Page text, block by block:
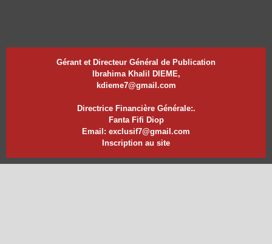
Gérant et Directeur Général de Publication
Ibrahima Khalil DIEME,
kdieme7@gmail.com
Directrice Financière Générale:.
Fanta Fifi Diop
Email: exclusif7@gmail.com
Inscription au site